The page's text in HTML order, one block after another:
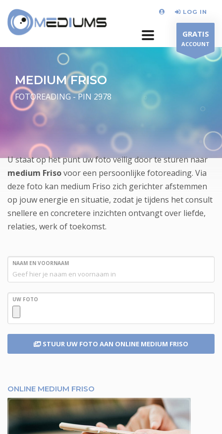
LOG IN
GRATIS
ACCOUNT
MEDIUM FRISO
FOTOREADING - PIN 2978
U staat op het punt uw foto veilig door te sturen naar
medium Frisovoor een persoonlijke fotoreading. Via
deze foto kan medium Friso zich gerichter afstemmen
op jouw energie en situatie, zodat je tijdens het consult
snellere en concretere inzichten ontvangt over liefde,
relaties, werk of toekomst.
NAAM EN VOORNAAM
UW FOTO
STUUR UW FOTO AAN ONLINE MEDIUM FRISO
ONLINE MEDIUM FRISO